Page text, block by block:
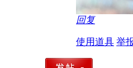
回复
使用道具 举